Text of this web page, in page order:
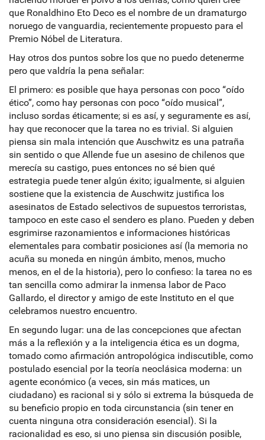
que Ronaldhino Eto Deco es el nombre de un dramaturgo
noruego de vanguardia, recientemente propuesto para el
Premio Nóbel de Literatura.
Hay otros dos puntos sobre los que no puedo detenerme
pero que valdría la pena señalar:
El primero: es posible que haya personas con poco “oído
ético”, como hay personas con poco “oído musical”,
incluso sordas éticamente; si es así, y seguramente es así,
hay que reconocer que la tarea no es trivial. Si alguien
piensa sin mala intención que Auschwitz es una patraña
sin sentido o que Allende fue un asesino de chilenos que
merecía su castigo, pues entonces no sé bien qué
estrategia puede tener algún éxito; igualmente, si alguien
sostiene que la existencia de Auschwitz justifica los
asesinatos de Estado selectivos de supuestos terroristas,
tampoco en este caso el sendero es plano. Pueden y deben
esgrimirse razonamientos e informaciones históricas
elementales para combatir posiciones así (la memoria no
acuña su moneda en ningún ámbito, menos, mucho
menos, en el de la historia), pero lo confieso: la tarea no es
tan sencilla como admirar la inmensa labor de Paco
Gallardo, el director y amigo de este Instituto en el que
celebramos nuestro encuentro.
En segundo lugar: una de las concepciones que afectan
más a la reflexión y a la inteligencia ética es un dogma,
tomado como afirmación antropológica indiscutible, como
postulado esencial por la teoría neoclásica moderna: un
agente económico (a veces, sin más matices, un
ciudadano) es racional si y sólo si extrema la búsqueda de
su beneficio propio en toda circunstancia (sin tener en
cuenta ninguna otra consideración esencial). Si la
racionalidad es eso, si uno piensa sin discusión posible,